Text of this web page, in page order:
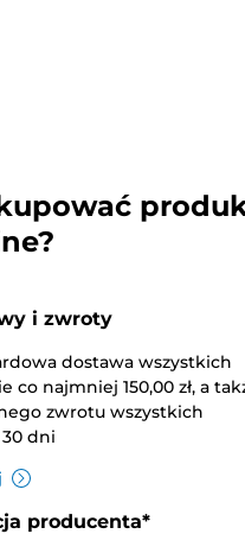
i zwroty
dostawa wszystkich
co najmniej 150,00 zł, a
zwrotu wszystkich
dni
producenta*